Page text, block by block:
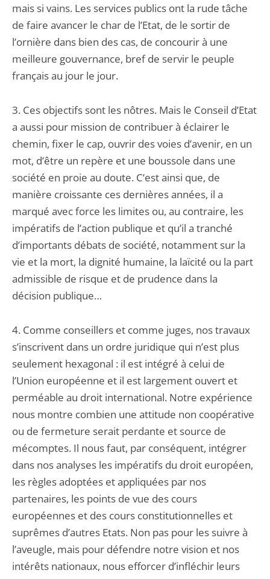
mais si vains. Les services publics ont la rude tâche
de faire avancer le char de l’Etat, de le sortir de
l’ornière dans bien des cas, de concourir à une
meilleure gouvernance, bref de servir le peuple
français au jour le jour.
3. Ces objectifs sont les nôtres. Mais le Conseil d’Etat
a aussi pour mission de contribuer à éclairer le
chemin, fixer le cap, ouvrir des voies d’avenir, en un
mot, d’être un repère et une boussole dans une
société en proie au doute. C’est ainsi que, de
manière croissante ces dernières années, il a
marqué avec force les limites ou, au contraire, les
impératifs de l’action publique et qu’il a tranché
d’importants débats de société, notamment sur la
vie et la mort, la dignité humaine, la laïcité ou la part
admissible de risque et de prudence dans la
décision publique…
4. Comme conseillers et comme juges, nos travaux
s’inscrivent dans un ordre juridique qui n’est plus
seulement hexagonal : il est intégré à celui de
l’Union européenne et il est largement ouvert et
perméable au droit international. Notre expérience
nous montre combien une attitude non coopérative
ou de fermeture serait perdante et source de
mécomptes. Il nous faut, par conséquent, intégrer
dans nos analyses les impératifs du droit européen,
les règles adoptées et appliquées par nos
partenaires, les points de vue des cours
européennes et des cours constitutionnelles et
suprêmes d’autres Etats. Non pas pour les suivre à
l’aveugle, mais pour défendre notre vision et nos
intérêts nationaux, nous efforcer d’infléchir leurs